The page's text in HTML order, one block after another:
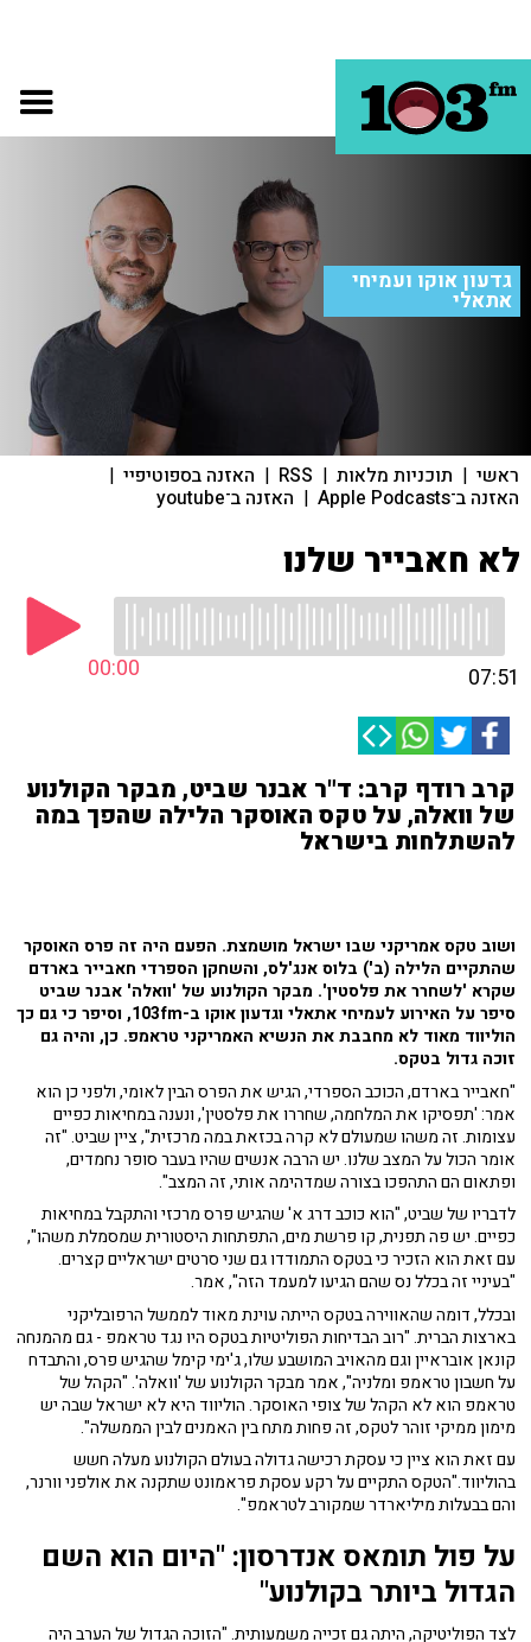
גדעון אוקו ועמיחי
אתאלי
ראשי | תוכניות מלאות |
RSS
| האזנה בספוטיפיי |
האזנה ב־Apple Podcasts | האזנה ב־youtube
לא חאבייר שלנו
00:00 07:51
קרב רודף קרב: ד"ר אבנר שביט, מבקר הקולנוע
של וואלה, על טקס האוסקר הלילה שהפך במה
להשתלחות בישראל
ושוב טקס אמריקני שבו ישראל מושמצת. הפעם היה זה פרס האוסקר
שהתקיים הלילה (ב') בלוס אנג'לס, והשחקן הספרדי חאבייר בארדם
שקרא 'לשחרר את פלסטין'. מבקר הקולנוע של 'וואלה' אבנר שביט
סיפר על האירוע לעמיחי אתאלי וגדעון אוקו ב-103fm, וסיפר כי גם כך
הוליווד מאוד לא מחבבת את הנשיא האמריקני טראמפ. כן, והיה גם
זוכה גדול בטקס.
"חאבייר בארדם, הכוכב הספרדי, הגיש את הפרס הבין לאומי, ולפני כן הוא
אמר: 'תפסיקו את המלחמה, שחררו את פלסטין', ונענה במחיאות כפיים
עצומות. זה משהו שמעולם לא קרה בכזאת במה מרכזית", ציין שביט. "זה
אומר הכול על המצב שלנו. יש הרבה אנשים שהיו בעבר סופר נחמדים,
ופתאום הם התהפכו בצורה שמדהימה אותי, זה המצב".
לדבריו של שביט, "הוא כוכב דרג א' שהגיש פרס מרכזי והתקבל במחיאות
כפיים. יש פה תפנית, קו פרשת מים, התפתחות היסטורית שמסמלת משהו",
עם זאת הוא הזכיר כי בטקס התמודדו גם שני סרטים ישראליים קצרים.
"בעיניי זה בכלל נס שהם הגיעו למעמד הזה", אמר.
ובכלל, דומה שהאווירה בטקס הייתה עוינת מאוד לממשל הרפובליקני
בארצות הברית. "רוב הבדיחות הפוליטיות בטקס היו נגד טראמפ - גם מהמנחה
קונאן אובראיין וגם מהאויב המושבע שלו, ג'ימי קימל שהגיש פרס, והתבדח
על חשבון טראמפ ומלניה", אמר מבקר הקולנוע של 'וואלה'. "הקהל של
טראמפ הוא לא הקהל של צופי האוסקר. הוליווד היא לא ישראל שבה יש
מימון ממיקי זוהר לטקס, זה פחות מתח בין האמנים לבין הממשלה".
עם זאת הוא ציין כי עסקת רכישה גדולה בעולם הקולנוע מעלה חשש
בהוליווד."הטקס התקיים על רקע עסקת פראמונט שתקנה את אולפני וורנר,
והם בבעלות מיליארדר שמקורב לטראמפ".
על פול תומאס אנדרסון: "היום הוא השם
הגדול ביותר בקולנוע"
לצד הפוליטיקה, היתה גם זכייה משמעותית. "הזוכה הגדול של הערב היה